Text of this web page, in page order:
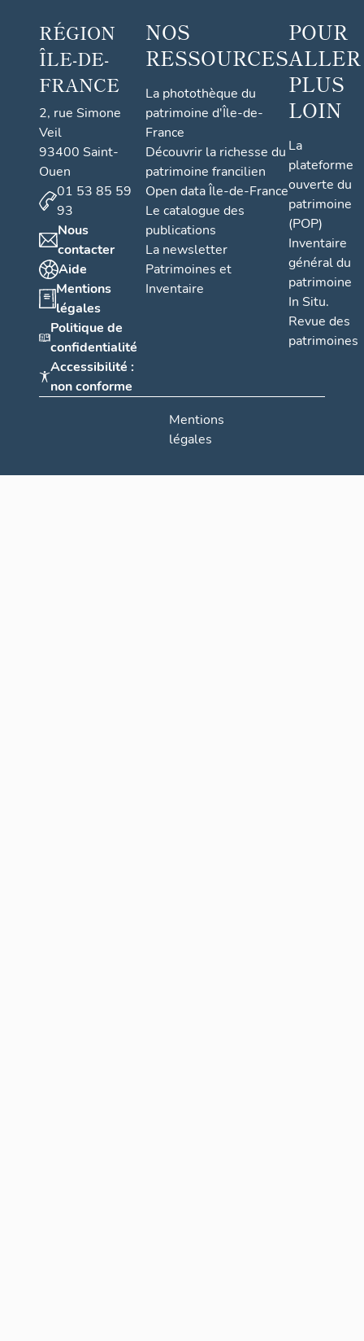
RÉGION
ÎLE-DE-
FRANCE
2, rue Simone
Veil
93400 Saint-
Ouen
01 53 85 59
93
Nous
contacter
Aide
Mentions
légales
Politique de
confidentialité
Accessibilité :
non conforme
NOS
RESSOURCES
La photothèque du
patrimoine d'Île-de-
France
Découvrir la richesse du
patrimoine francilien
Open data Île-de-France
Le catalogue des
publications
La newsletter
Patrimoines et
Inventaire
POUR
ALLER
PLUS
LOIN
La
plateforme
ouverte du
patrimoine
(POP)
Inventaire
général du
patrimoine
In Situ.
Revue des
patrimoines
Mentions
légales